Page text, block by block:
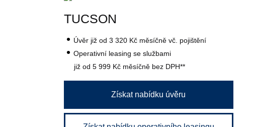
TUCSON
Úvěr již od 3 320 Kč měsíčně vč. pojištění
Operativní leasing se službami
již od 5 999 Kč měsíčně bez DPH**
Získat nabídku úvěru